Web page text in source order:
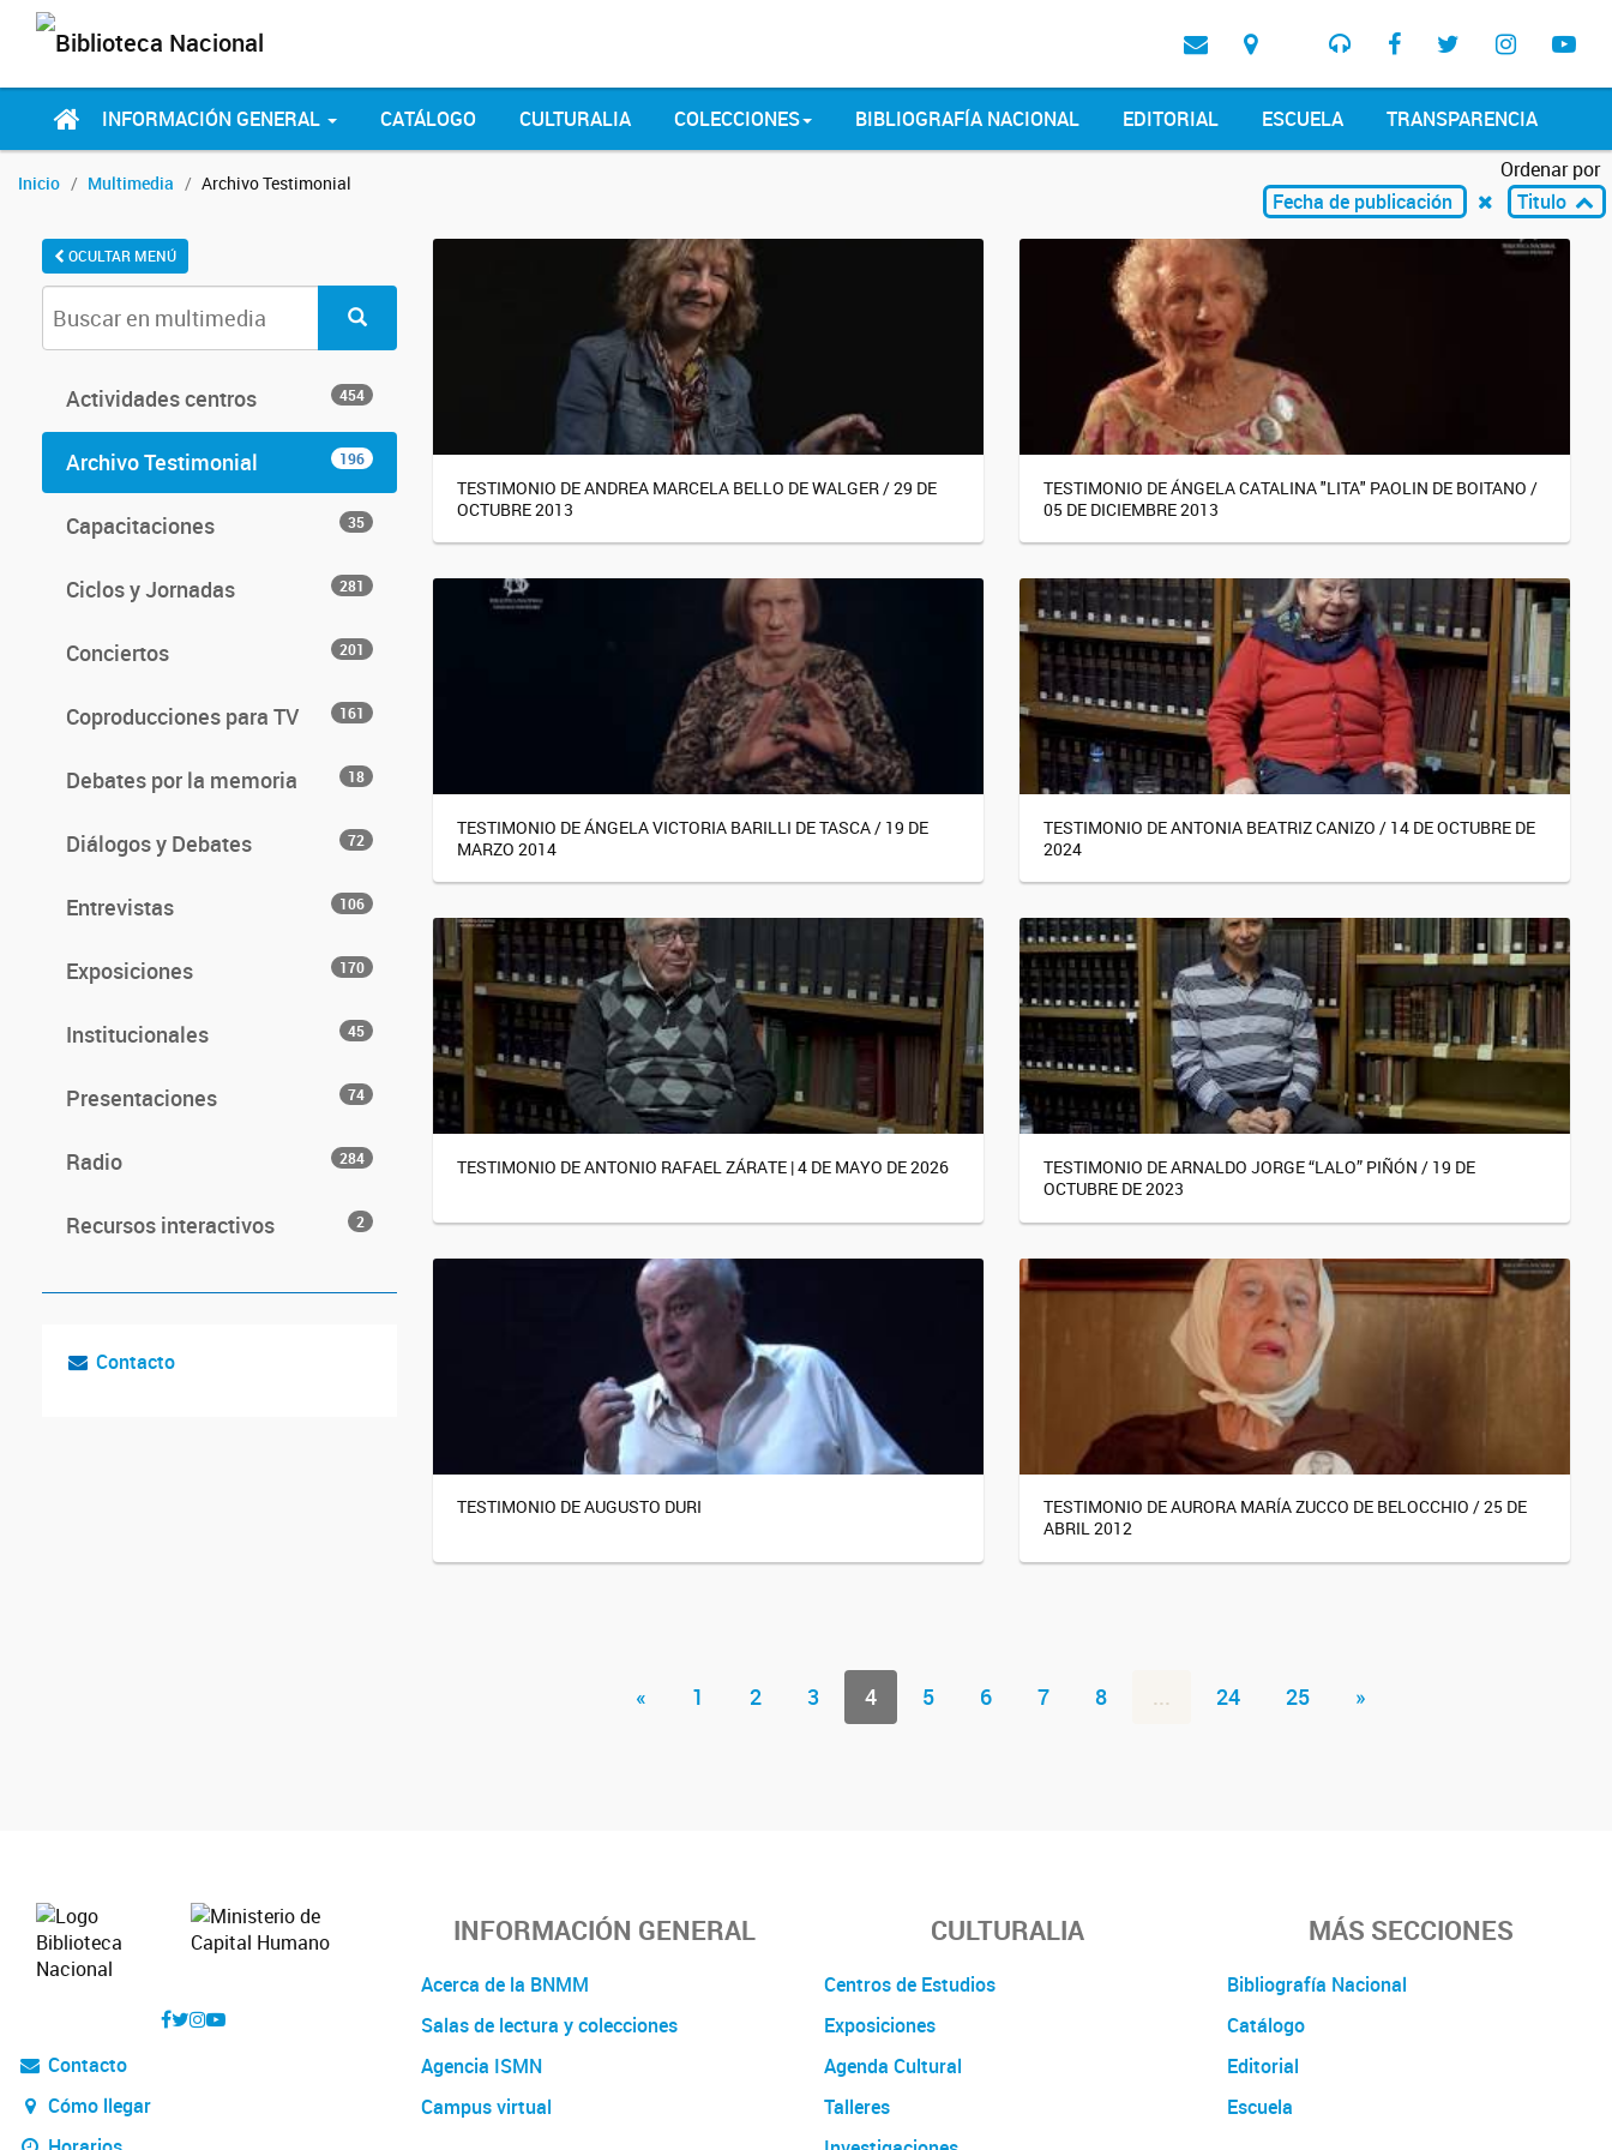
INFORMACIÓN GENERAL CATÁLOGO CULTURALIA COLECCIONES BIBLIOGRAFÍA NACIONAL EDITORIAL ESCUELA TRANSPARENCIA
Inicio Multimedia Archivo Testimonial
Ordenar por
Fecha de publicación
Titulo
OCULTAR MENÚ
Actividades centros 454
Archivo Testimonial 196
Capacitaciones 35
Ciclos y Jornadas 281
Conciertos 201
Coproducciones para TV 161
Debates por la memoria 18
Diálogos y Debates 72
Entrevistas 106
Exposiciones 170
Institucionales 45
Presentaciones 74
Radio 284
Recursos interactivos 2
Contacto
TESTIMONIO DE ANDREA MARCELA BELLO DE WALGER / 29 DE
OCTUBRE 2013
TESTIMONIO DE ÁNGELA CATALINA "LITA" PAOLIN DE BOITANO /
05 DE DICIEMBRE 2013
TESTIMONIO DE ÁNGELA VICTORIA BARILLI DE TASCA / 19 DE
MARZO 2014
TESTIMONIO DE ANTONIA BEATRIZ CANIZO / 14 DE OCTUBRE DE
2024
TESTIMONIO DE ANTONIO RAFAEL ZÁRATE | 4 DE MAYO DE 2026
TESTIMONIO DE ARNALDO JORGE “LALO” PIÑÓN / 19 DE
OCTUBRE DE 2023
TESTIMONIO DE AUGUSTO DURI
TESTIMONIO DE AURORA MARÍA ZUCCO DE BELOCCHIO / 25 DE
ABRIL 2012
« 1 2 3 4 5 6 7 8 ... 24 25 »
Contacto
Cómo llegar
INFORMACIÓN GENERAL
Acerca de la BNMM
Salas de lectura y colecciones
Agencia ISMN
Campus virtual
CULTURALIA
Centros de Estudios
Exposiciones
Agenda Cultural
Talleres
MÁS SECCIONES
Bibliografía Nacional
Catálogo
Editorial
Escuela